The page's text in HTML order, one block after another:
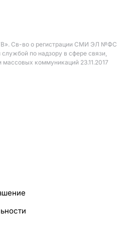
Св-во о регистрации СМИ ЭЛ №ФС
по надзору в сфере связи,
коммуникаций 23.11.2017